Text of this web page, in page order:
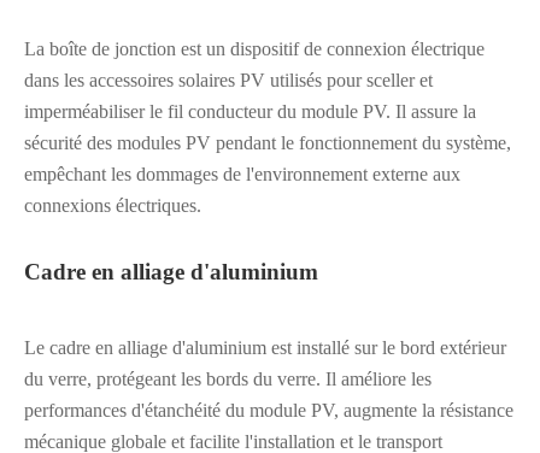
La boîte de jonction est un dispositif de connexion électrique
dans les accessoires solaires PV utilisés pour sceller et
imperméabiliser le fil conducteur du module PV. Il assure la
sécurité des modules PV pendant le fonctionnement du système,
empêchant les dommages de l'environnement externe aux
connexions électriques.
Cadre en alliage d'aluminium
Le cadre en alliage d'aluminium est installé sur le bord extérieur
du verre, protégeant les bords du verre. Il améliore les
performances d'étanchéité du module PV, augmente la résistance
mécanique globale et facilite l'installation et le transport